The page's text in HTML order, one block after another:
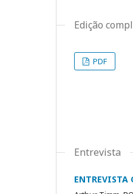
Edição
PDF
Entrevista
ENTREVISTA